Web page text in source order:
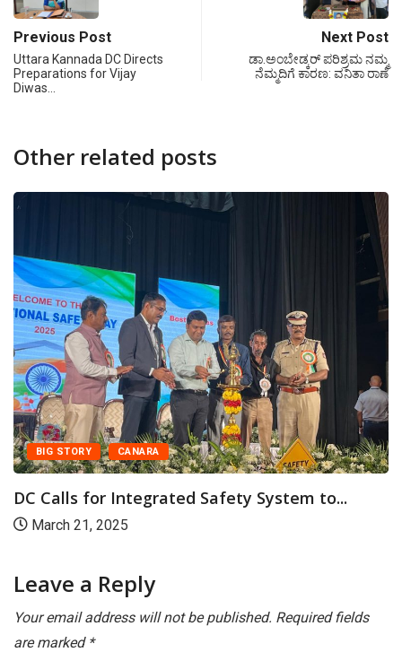
Previous Post
Uttara Kannada DC Directs
Preparations for Vijay
Diwas…
Next Post
ಡಾ.ಅಂಬೇಡ್ಕರ್ ಪರಿಶ್ರಮ ನಮ್ಮ
ನೆಮ್ಮದಿಗೆ ಕಾರಣ: ವನಿತಾ ರಾಣೆ
Other related posts
BIG STORY CANARA
DC Calls for Integrated Safety System to...
March 21, 2025
Leave a Reply
Your email address will not be published. Required fields
are marked *